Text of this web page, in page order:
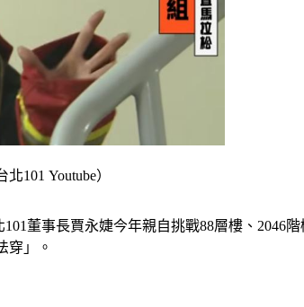
101 Youtube）
董事長賈永婕今年親自挑戰88層樓、
穿」。